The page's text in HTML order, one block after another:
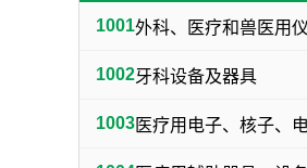
1001
1002牙科设备及器具
1003